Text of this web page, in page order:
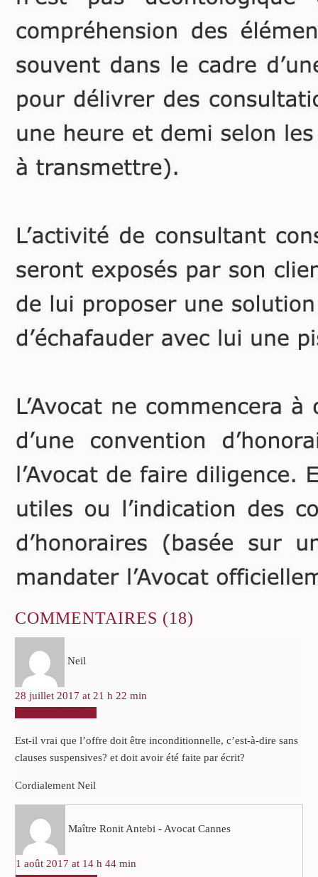
COMMENTAIRES (18)
Neil
28 juillet 2017 at 21 h 22 min
Est-il vrai que l’offre doit être inconditionnelle, c’est-à-dire sans
clauses suspensives? et doit avoir été faite par écrit?
Cordialement Neil
Maître Ronit Antebi - Avocat Cannes
1 août 2017 at 14 h 44 min